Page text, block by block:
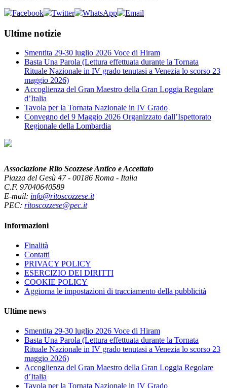
Ultime notizie
Smentita 29-30 luglio 2026 Voce di Hiram
Basta Una Parola (Lettura effettuata durante la Tornata
Rituale Nazionale in IV grado tenutasi a Venezia lo scorso 23
maggio 2026)
Accoglienza del Gran Maestro della Gran Loggia Regolare
d’Italia
Tavola per la Tornata Nazionale in IV Grado
Convegno del 9 Maggio 2026 Organizzato dall’Ispettorato
Regionale della Lombardia
Associazione Rito Scozzese Antico e Accettato
Piazza del Gesù 47 - 00186 Roma - Italia
C.F. 97040640589
E-mail: info@ritoscozzese.it
PEC: ritoscozzese@pec.it
Informazioni
Finalità
Contatti
PRIVACY POLICY
ESERCIZIO DEI DIRITTI
COOKIE POLICY
Aggiorna le impostazioni di tracciamento della pubblicità
Ultime news
Smentita 29-30 luglio 2026 Voce di Hiram
Basta Una Parola (Lettura effettuata durante la Tornata
Rituale Nazionale in IV grado tenutasi a Venezia lo scorso 23
maggio 2026)
Accoglienza del Gran Maestro della Gran Loggia Regolare
d’Italia
Tavola per la Tornata Nazionale in IV Grado